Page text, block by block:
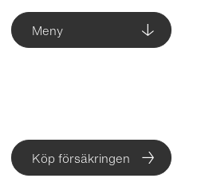
Meny
Köp försäkringen